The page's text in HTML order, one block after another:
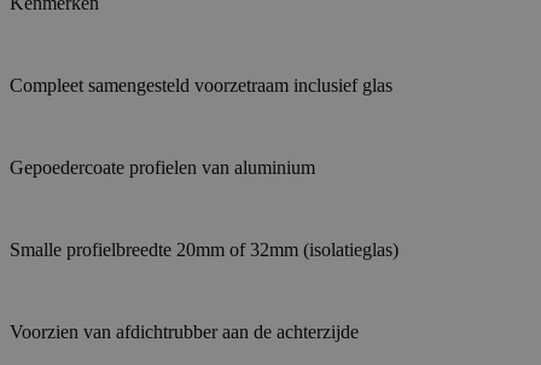
Compleet samengesteld voorzetraam inclusief glas
Gepoedercoate profielen van aluminium
Smalle profielbreedte 20mm of 32mm (isolatieglas)
Voorzien van afdichtrubber aan de achterzijde